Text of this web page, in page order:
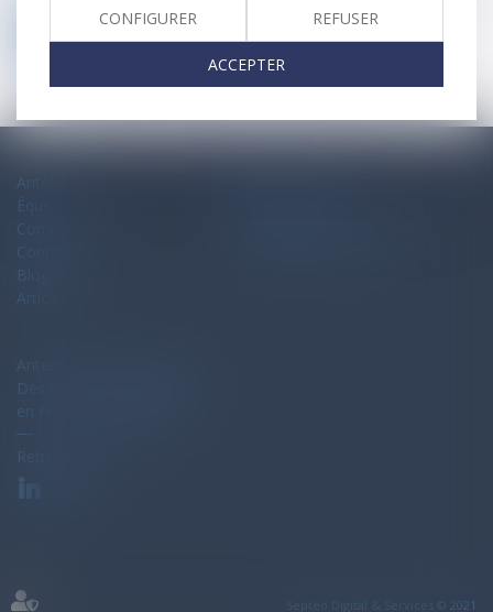
Voir toutes les actus
Antélis
Équipe
Compétences
Contact
Blog-Actu
Articles
Antélis Avocats Associés
Des équipes de spécialistes
en France et en Espagne
Retrouvez-nous sur
Septeo Digital & Services © 2021
CONFIGURER REFUSER
ACCEPTER